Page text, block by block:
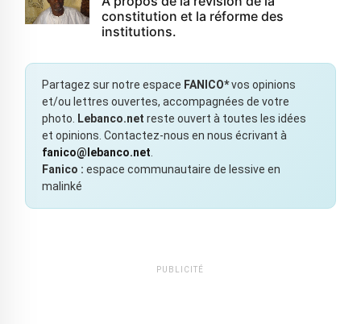
constitution et la réforme des
institutions.
Partagez sur notre espace FANICO*vos opinions
et/ou lettres ouvertes, accompagnées de votre
photo.
Lebanco.net reste ouvert à toutes les idées
et opinions. Contactez-nous en nous écrivant à
fanico@lebanco.net
Fanico : espace communautaire de lessive en
malinké
PUBLICITÉ